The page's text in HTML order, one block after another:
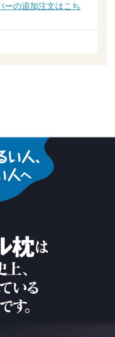
ーの追加注文はこち